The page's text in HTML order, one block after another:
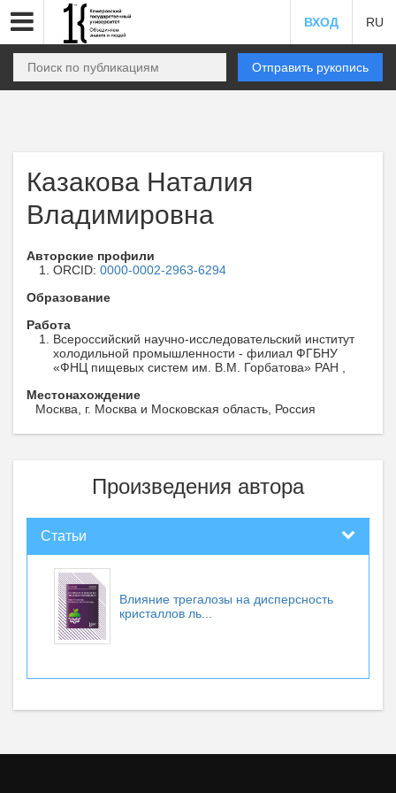
ВХОД RU
Отправить рукопись
Казакова Наталия
Владимировна
Авторские профили
ORCID: 0000-0002-2963-6294
Образование
Работа
Всероссийский научно-исследовательский институт
холодильной промышленности - филиал ФГБНУ
«ФНЦ пищевых систем им. В.М. Горбатова» РАН ,
Местонахождение
Москва, г. Москва и Московская область, Россия
Произведения автора
Статьи
Влияние трегалозы на дисперсность
кристаллов ль...